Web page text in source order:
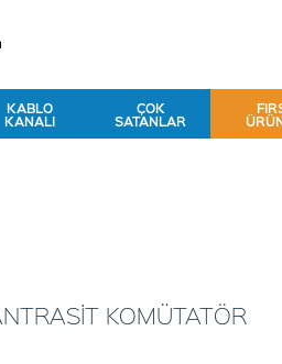
KABLO
KANALI
ÇOK
SATANLAR
KOMÜTATÖR